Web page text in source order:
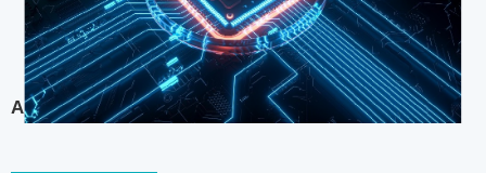
AI解决方案-哑资源管理